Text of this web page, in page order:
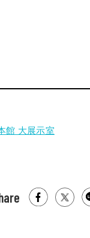
館 大展示室